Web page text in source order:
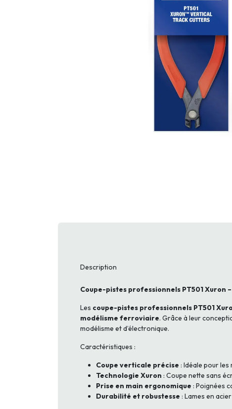
Description
Coupe-pistes professionnels PT501 Xuron
Les coupe-pistes professionnels PT501
modélisme ferroviaire. Grâce à leur
modélisme et d’électronique.
Caractéristiques :
Coupe verticale précise : Idéale pour
Technologie Xuron : Coupe nette sans
Prise en main ergonomique : Poignées
Durabilité et robustesse : Lames en